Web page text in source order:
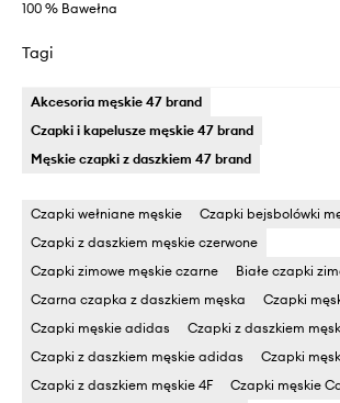
100 % Bawełna
Tagi
Akcesoria męskie 47 brand
Czapki i kapelusze męskie 47 brand
Męskie czapki z daszkiem 47 brand
Czapki wełniane męskie
Czapki bejsbolówki
Czapki z daszkiem męskie czerwone
Czapki zimowe męskie czarne
Białe czapki
Czarna czapka z daszkiem męska
Czapki
Czapki męskie adidas
Czapki z daszkiem
Czapki z daszkiem męskie adidas
Czapki
Czapki z daszkiem męskie 4F
Czapki męskie